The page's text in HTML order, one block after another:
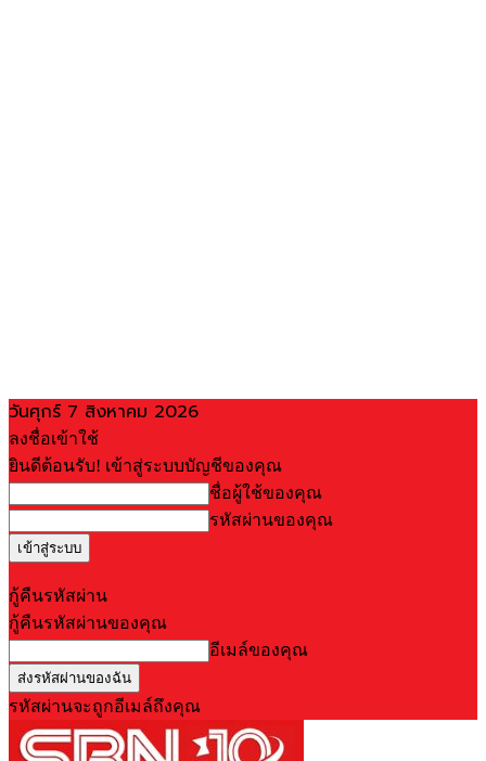
วันศุกร์ 7 สิงหาคม 2026
ลงชื่อเข้าใช้
ยินดีต้อนรับ! เข้าสู่ระบบบัญชีของคุณ
ชื่อผู้ใช้ของคุณ
รหัสผ่านของคุณ
กู้คืนรหัสผ่าน
กู้คืนรหัสผ่านของคุณ
อีเมล์ของคุณ
รหัสผ่านจะถูกอีเมล์ถึงคุณ